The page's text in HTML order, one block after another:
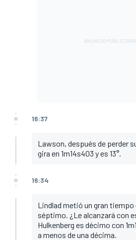
16:37
Lawson, después de perder
gira en 1m14s403 y es 13°.
16:34
Lindlad metió un gran tiempo
séptimo. ¿Le alcanzará con
Hulkenberg es décimo con
a menos de una décima.